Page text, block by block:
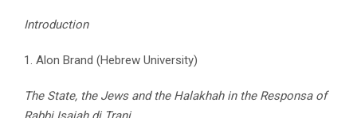
Introduction
1. Alon Brand (Hebrew University)
The State, the Jews and the Halakhah in the Responsa of